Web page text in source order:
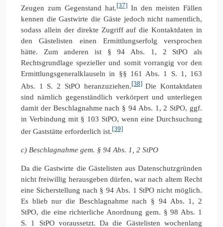
Zeugen zum Gegenstand hat.[37] In den meisten Fällen
kennen die Gastwirte die Gäste jedoch nicht namentlich,
sodass allein der direkte Zugriff auf die Kontaktdaten in
den Gästelisten einen Ermittlungserfolg versprochen
hätte. Zum anderen ist § 94 Abs. 1, 2 StPO als
Rechtsgrundlage spezieller und somit vorrangig vor den
Ermittlungsgeneralklauseln in §§ 161 Abs. 1 S. 1, 163
Abs. 1 S. 2 StPO heranzuziehen.[38] Die Kontaktdaten
sind nämlich gegenständlich verkörpert und unterliegen
damit der Beschlagnahme nach § 94 Abs. 1, 2 StPO, ggf.
in Verbindung mit § 103 StPO, wenn eine Durchsuchung
der Gaststätte erforderlich ist.[39]
c) Beschlagnahme gem. § 94 Abs. 1, 2 StPO
Da die Gastwirte die Gästelisten aus Datenschutzgründen
nicht freiwillig herausgeben dürfen, war nach altem Recht
eine Sicherstellung nach § 94 Abs. 1 StPO nicht möglich.
Es blieb nur die Beschlagnahme nach § 94 Abs. 1, 2
StPO, die eine richterliche Anordnung gem. § 98 Abs. 1
S. 1 StPO voraussetzt. Da die Gästelisten wochenlang